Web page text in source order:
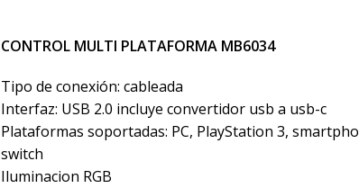
CONTROL MULTI PLATAFORMA MB6034
Tipo de conexión: cableada
Interfaz: USB 2.0 incluye convertidor usb a usb-c
Plataformas soportadas: PC, PlayStation 3,
switch
Iluminacion RGB